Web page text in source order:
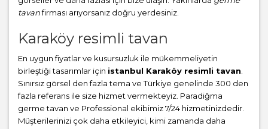
tavanfirması arıyorsanız doğru yerdesiniz.
Karaköy resimli tavan
En uygun fiyatlar ve kusursuzluk ile mükemmeliyetin
birleştiği tasarımlar için istanbul Karaköy resimli tavan
Sınırsız görsel den fazla tema ve Türkiye genelinde 300 den
fazla referans ile size hizmet vermekteyiz. Paradiğma
germe tavan ve Professional ekibimiz 7/24 hizmetinizdedir.
Müşterilerinizi çok daha etkileyici, kimi zamanda daha